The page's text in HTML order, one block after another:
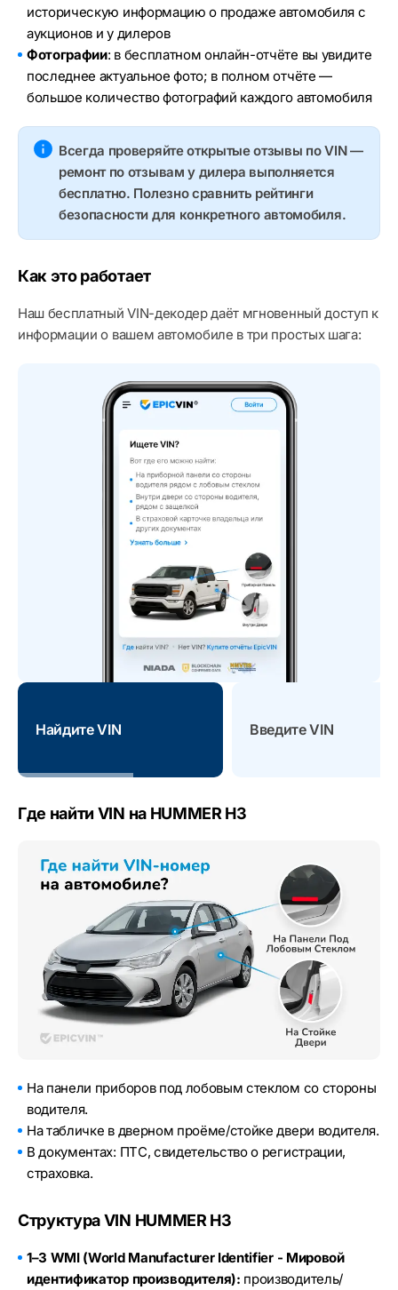
историческую информацию о продаже автомобиля с
аукционов и у дилеров
Фотографии: в бесплатном онлайн-отчёте вы увидите
последнее актуальное фото; в полном отчёте —
большое количество фотографий каждого автомобиля
Всегда проверяйте открытые отзывы по VIN —
ремонт по отзывам у дилера выполняется
бесплатно. Полезно сравнить рейтинги
безопасности для конкретного автомобиля.
Как это работает
Наш бесплатный VIN-декодер даёт мгновенный доступ к
информации о вашем автомобиле в три простых шага:
Найдите VIN Введите VIN
Где найти VIN на HUMMER H3
На панели приборов под лобовым стеклом со стороны
водителя.
На табличке в дверном проёме/стойке двери водителя.
В документах: ПТС, свидетельство о регистрации,
страховка.
Структура VIN HUMMER H3
1–3 WMI (World Manufacturer Identifier - Мировой
идентификатор производителя): производитель/